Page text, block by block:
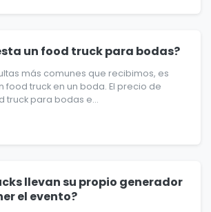
un food truck para bodas?
más comunes que recibimos, es
food truck en un boda. El precio de
truck para bodas e...
llevan su propio generador
el evento?